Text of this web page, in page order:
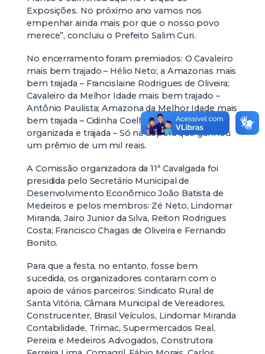
Exposições. No próximo ano vamos nos
empenhar ainda mais por que o nosso povo
merece”, concluiu o Prefeito Salim Curi.
No encerramento foram premiados: O Cavaleiro
mais bem trajado – Hélio Neto; a Amazonas mais
bem trajada – Francislaine Rodrigues de Oliveira;
Cavaleiro da Melhor Idade mais bem trajado –
Antônio Paulista; Amazona da Melhor Idade mais
bem trajada – Cidinha Coelho e a Comitiva mais
organizada e trajada – Só na Espora que ganhou
um prêmio de um mil reais.
A Comissão organizadora da 11ª Cavalgada foi
presidida pelo Secretário Municipal de
Desenvolvimento Econômico João Batista de
Medeiros e pelos membros: Zé Neto, Lindomar
Miranda, Jairo Junior da Silva, Reiton Rodrigues
Costa; Francisco Chagas de Oliveira e Fernando
Bonito.
Para que a festa, no entanto, fosse bem
sucedida, os organizadores contaram com o
apoio de vários parceiros: Sindicato Rural de
Santa Vitória, Câmara Municipal de Vereadores,
Construcenter, Brasil Veículos, Lindomar Miranda
Contabilidade, Trimac, Supermercados Real,
Pereira e Medeiros Advogados, Construtora